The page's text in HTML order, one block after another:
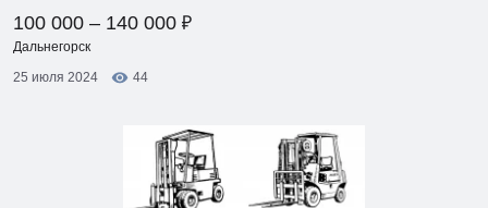
100 000 – 140 000 ₽
Дальнегорск
25 июля 2024
44